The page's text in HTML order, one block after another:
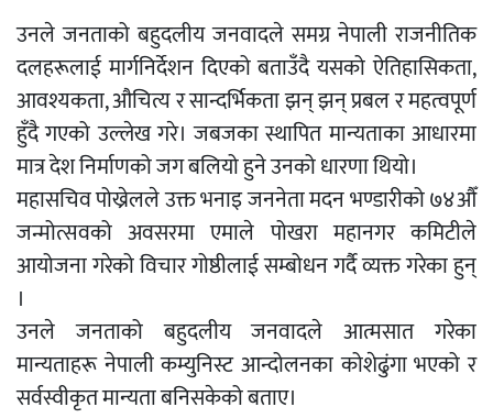
उनले जनताको बहुदलीय जनवादले समग्र नेपाली राजनीतिक
दलहरूलाई मार्गनिर्देशन दिएको बताउँदै यसको ऐतिहासिकता,
आवश्यकता, औचित्य र सान्दर्भिकता झन् झन् प्रबल र महत्वपूर्ण
हुँदै गएको उल्लेख गरे। जबजका स्थापित मान्यताका आधारमा
मात्र देश निर्माणको जग बलियो हुने उनको धारणा थियो।
महासचिव पोख्रेलले उक्त भनाइ जननेता मदन भण्डारीको ७४औँ
जन्मोत्सवको अवसरमा एमाले पोखरा महानगर कमिटीले
आयोजना गरेको विचार गोष्ठीलाई सम्बोधन गर्दै व्यक्त गरेका हुन्
।
उनले जनताको बहुदलीय जनवादले आत्मसात गरेका
मान्यताहरू नेपाली कम्युनिस्ट आन्दोलनका कोशेढुंगा भएको र
सर्वस्वीकृत मान्यता बनिसकेको बताए।